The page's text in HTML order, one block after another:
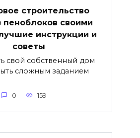
строительство
пеноблоков своими
инструкции и
советы
свой собственный дом
сложным заданием
0 159